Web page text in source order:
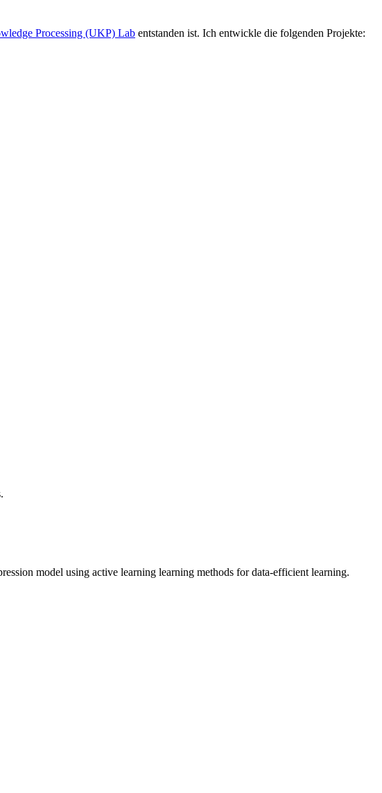
Processing (UKP) Lab entstanden ist. Ich entwickle die folgenden Projekte:
model using active learning learning methods for data-efficient learning.